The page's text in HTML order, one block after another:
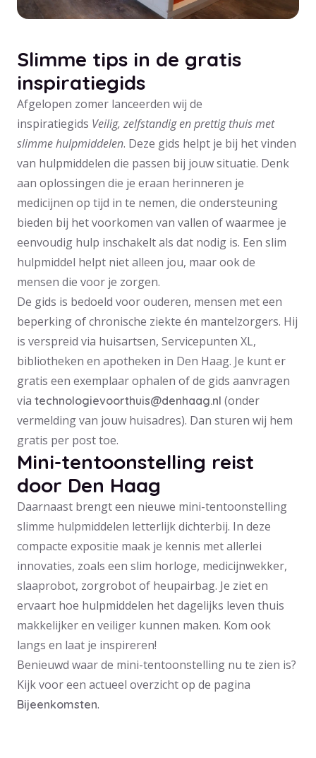
Slimme tips in de gratis
inspiratiegids
Afgelopen zomer lanceerden wij de
inspiratiegids Veilig, zelfstandig en prettig thuis met
slimme hulpmiddelen. Deze gids helpt je bij het vinden
van hulpmiddelen die passen bij jouw situatie. Denk
aan oplossingen die je eraan herinneren je
medicijnen op tijd in te nemen, die ondersteuning
bieden bij het voorkomen van vallen of waarmee je
eenvoudig hulp inschakelt als dat nodig is. Een slim
hulpmiddel helpt niet alleen jou, maar ook de
mensen die voor je zorgen.
De gids is bedoeld voor ouderen, mensen met een
beperking of chronische ziekte én mantelzorgers. Hij
is verspreid via huisartsen, Servicepunten XL,
bibliotheken en apotheken in Den Haag. Je kunt er
gratis een exemplaar ophalen of de gids aanvragen
via technologievoorthuis@denhaag.nl (onder
vermelding van jouw huisadres). Dan sturen wij hem
gratis per post toe.
Mini-tentoonstelling reist
door Den Haag
Daarnaast brengt een nieuwe mini-tentoonstelling
slimme hulpmiddelen letterlijk dichterbij. In deze
compacte expositie maak je kennis met allerlei
innovaties, zoals een slim horloge, medicijnwekker,
slaaprobot, zorgrobot of heupairbag. Je ziet en
ervaart hoe hulpmiddelen het dagelijks leven thuis
makkelijker en veiliger kunnen maken. Kom ook
langs en laat je inspireren!
Benieuwd waar de mini-tentoonstelling nu te zien is?
Kijk voor een actueel overzicht op de pagina
Bijeenkomsten.